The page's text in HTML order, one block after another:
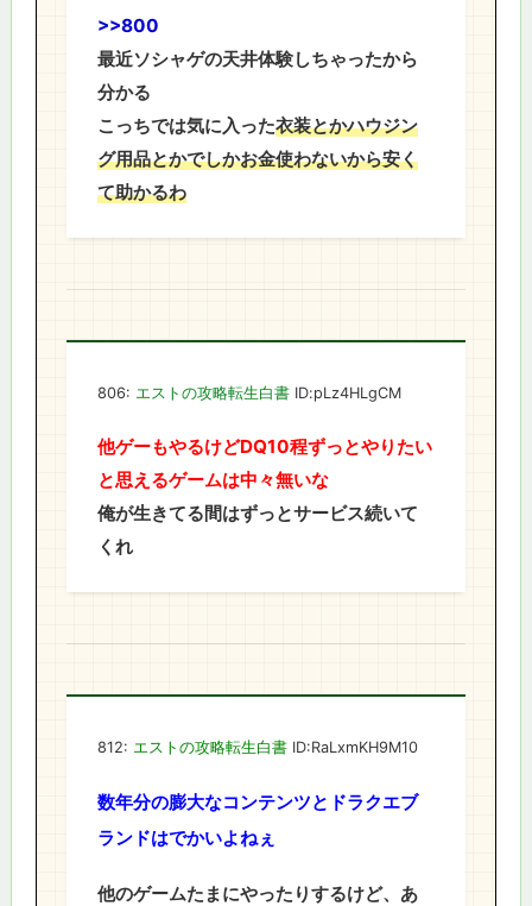
>>800
最近ソシャゲの天井体験しちゃったから
分かる
こっちでは気に入った衣装とかハウジン
グ用品とかでしかお金使わないから安く
て助かるわ
806: エストの攻略転生白書 ID:pLz4HLgCM
他ゲーもやるけどDQ10程ずっとやりたい
と思えるゲームは中々無いな
俺が生きてる間はずっとサービス続いて
くれ
812: エストの攻略転生白書 ID:RaLxmKH9M10
数年分の膨大なコンテンツとドラクエブ
ランドはでかいよねぇ
他のゲームたまにやったりするけど、あ